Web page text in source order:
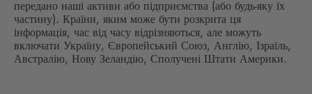
передано наші активи або підприємства (або будь-яку їх
частину). Країни, яким може бути розкрита ця
інформація, час від часу відрізняються, але можуть
включати Україну, Європейський Союз, Англію, Ізраїль,
Австралію, Нову Зеландію, Сполучені Штати Америки.